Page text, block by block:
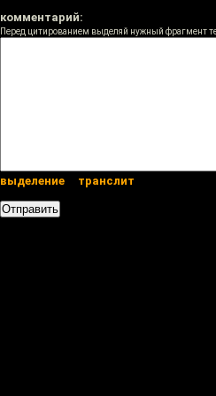
комментарий:
Перед цитированием выделяй нужный фрагмент
выделение транслит